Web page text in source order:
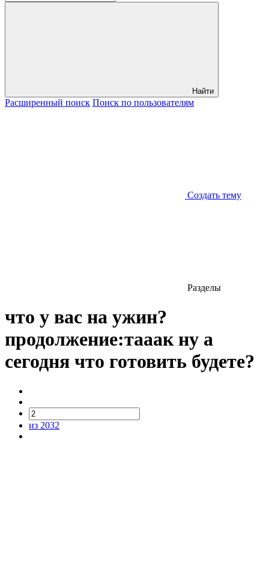
Найти
Расширенный поиск Поиск по пользователям
Создать тему
Разделы
что у вас на ужин?
продолжение:тааак ну а
сегодня что готовить будете?
из 2032